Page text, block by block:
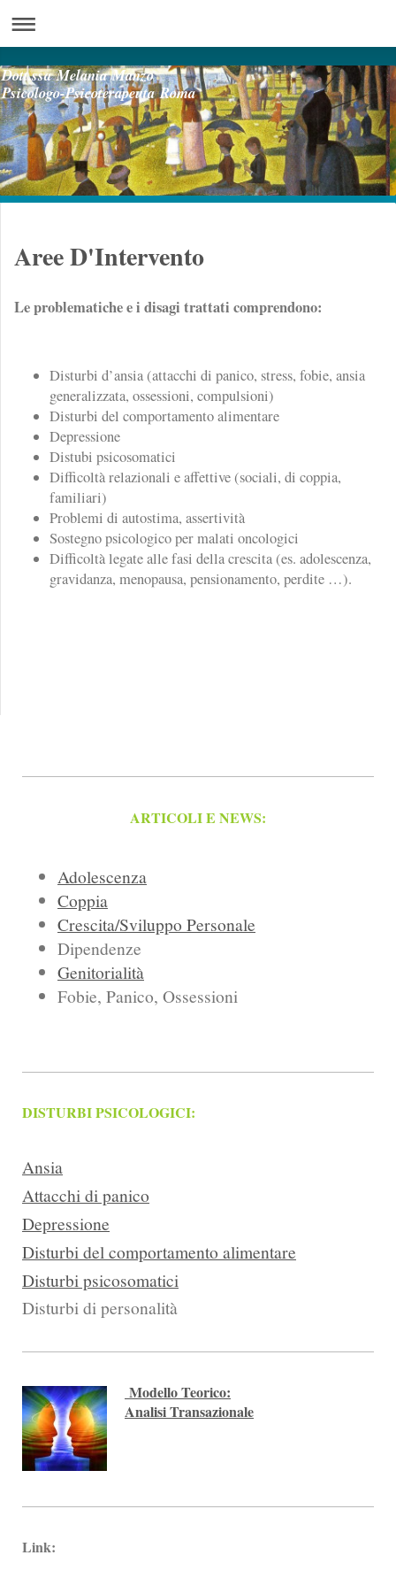
Dott.ssa Melania Manzo
Psicologo-Psicoterapeuta Roma
Aree D'Intervento
Le problematiche e i disagi trattati comprendono:
Disturbi d’ansia (attacchi di panico, stress, fobie, ansia
generalizzata, ossessioni, compulsioni)
Disturbi del comportamento alimentare
Depressione
Distubi psicosomatici
Difficoltà relazionali e affettive (sociali, di coppia,
familiari)
Problemi di autostima, assertività
Sostegno psicologico per malati oncologici
Difficoltà legate alle fasi della crescita (es. adolescenza,
gravidanza, menopausa, pensionamento, perdite …).
ARTICOLIE NEWS:
Adolescenza
Coppia
Crescita/Sviluppo Personale
Dipendenze
Genitorialità
Fobie, Panico, Ossessioni
DISTURBI PSICOLOGICI:
Ansia
Attacchi di panico
Depressione
Disturbi del comportamento alimentare
Disturbi psicosomatici
Disturbi di personalità
Modello Teorico:
Analisi Transazionale
Link: